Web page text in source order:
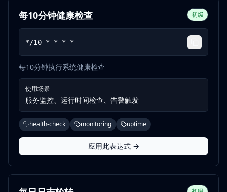
每10分钟健康检查 初级
*/10 * * * *
每10分钟执行系统健康检查
使用场景
服务监控、运行时间检查、告警触发
health-check monitoring uptime
应用此表达式 →